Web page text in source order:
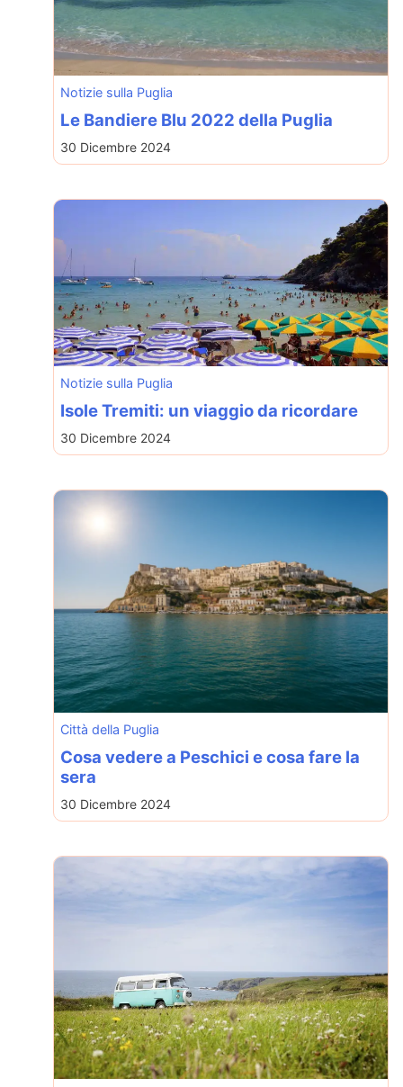
Notizie sulla Puglia
Le Bandiere Blu 2022 della Puglia
30 Dicembre 2024
Notizie sulla Puglia
Isole Tremiti: un viaggio da ricordare
30 Dicembre 2024
Città della Puglia
Cosa vedere a Peschici e cosa fare la
sera
30 Dicembre 2024